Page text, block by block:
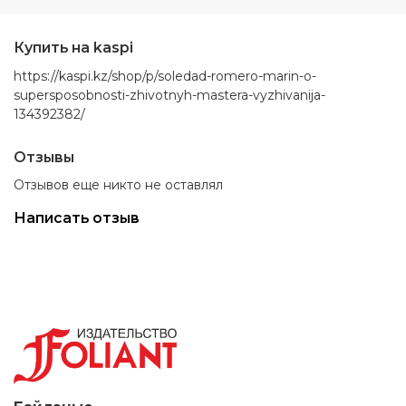
Купить на kaspi
https://kaspi.kz/shop/p/soledad-romero-marin-o-
supersposobnosti-zhivotnyh-mastera-vyzhivanija-
134392382/
Отзывы
Отзывов еще никто не оставлял
Написать отзыв